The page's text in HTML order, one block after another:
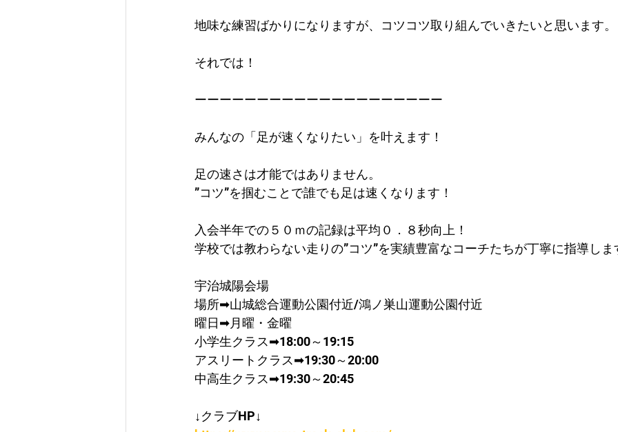
地味な練習ばかりになりますが、コツコツ取り組んでいきたいと思います。
それでは！
ーーーーーーーーーーーーーーーーーーーー
みんなの「足が速くなりたい」を叶えます！
足の速さは才能ではありません。
”コツ”を掴むことで誰でも足は速くなります！
入会半年での５０ｍの記録は平均０．８秒向上！​
学校では教わらない走りの”コツ”を実績豊富なコーチたちが丁寧に指導しま
宇治城陽会場
場所➡山城総合運動公園付近/鴻ノ巣山運動公園付近
曜日➡月曜・金曜
​小学生クラス➡18:00～19:15
アスリートクラス➡19:30～20:00
中高生クラス➡19:30～20:45
↓クラブHP↓